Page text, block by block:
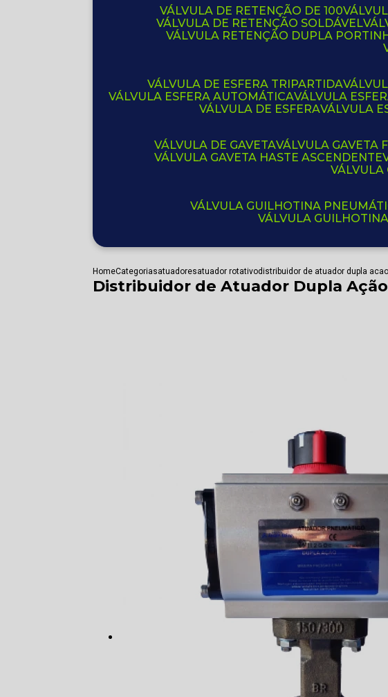
VÁLVULA DE RETENÇÃO DE 100
VÁLVULA DE RETENÇÃO SOLDÁVEL
VÁLVULA RETENÇÃO DUPLA
VÁLVULA DE ESFERA TRIPARTIDA
VÁLVULA ESFERA AUTOMÁTICA VÁLVULA
VÁLVULA DE ESFERA VÁLVULA
VÁLVULA DE GAVETA VÁLVULA GAVETA
VÁLVULA GAVETA HASTE ASCENDENTE
VÁLVULA GUILHOTINA
VÁLVULA
HomeCategoriasatuadoresatuador rotativodistribuidor de atuador dupla
Distribuidor de Atuador Dupla